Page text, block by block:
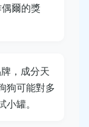
爾的獎
，成分天
狗可能對多
罐。